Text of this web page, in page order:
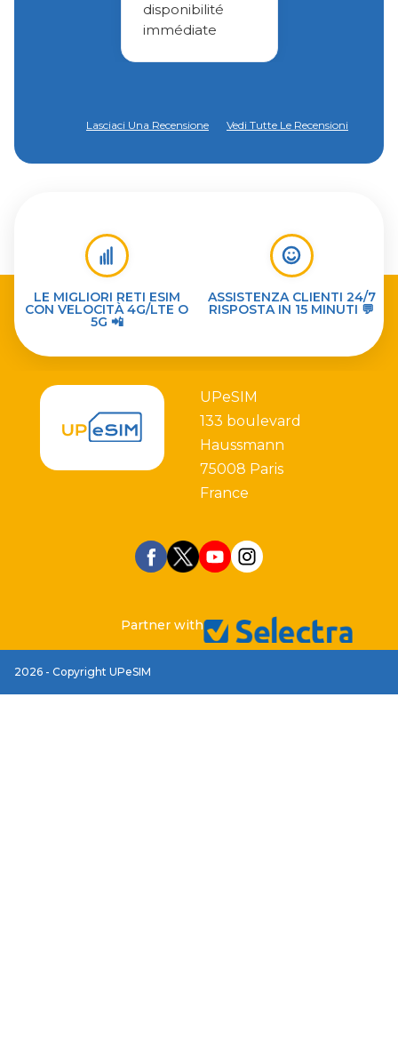
disponibilité
immédiate
Lasciaci Una Recensione Vedi Tutte Le Recensioni
LE MIGLIORI RETI ESIM
CON VELOCITÀ 4G/LTE O
5G 📲
ASSISTENZA CLIENTI 24/7
RISPOSTA IN 15 MINUTI 💬
UPeSIM
133 boulevard
Haussmann
75008 Paris
France
Partner with
2026 - Copyright UPeSIM